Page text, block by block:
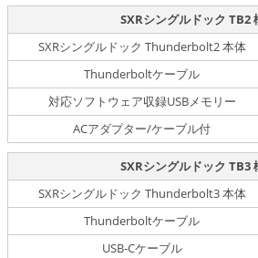
SXRシングルドック TB2
SXRシングルドック Thunderbolt2 本体
Thunderboltケーブル
対応ソフトウェア収録USBメモリー
ACアダプター/ケーブル付
SXRシングルドック TB3
SXRシングルドック Thunderbolt3 本体
Thunderboltケーブル
USB-Cケーブル